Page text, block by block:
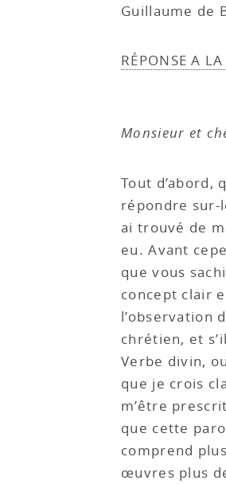
Guillaume de
RÉPONSE A
Monsieur et
Tout d’abord,
répondre sur-
ai trouvé de
eu. Avant
que vous
concept clair
l’observation
chrétien, et
Verbe divin,
que je crois
m’être
que cette
comprend
œuvres plus